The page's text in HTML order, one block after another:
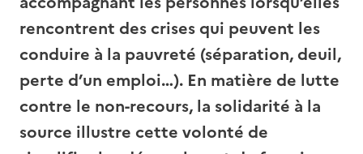
rencontrent des crises qui peuvent les
conduire à la pauvreté (séparation, deuil,
perte d’un emploi…). En matière de lutte
contre le non-recours, la solidarité à la
source illustre cette volonté de